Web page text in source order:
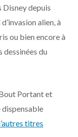
u
Disney depuis
alien, à
ou bien encore à
dessinées du
Portant et
titres